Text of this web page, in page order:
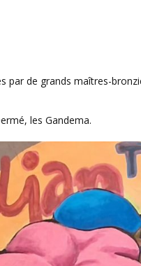
par de grands maîtres-
les Gandema.